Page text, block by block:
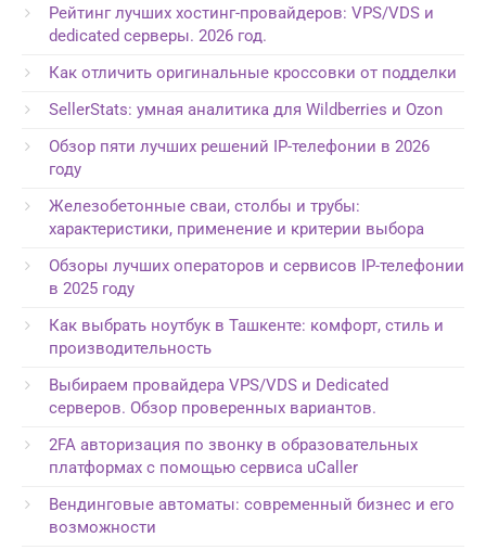
Рейтинг лучших хостинг-провайдеров: VPS/VDS и
dedicated серверы. 2026 год.
Как отличить оригинальные кроссовки от подделки
SellerStats: умная аналитика для Wildberries и Ozon
Обзор пяти лучших решений IP-телефонии в 2026
году
Железобетонные сваи, столбы и трубы:
характеристики, применение и критерии выбора
Обзоры лучших операторов и сервисов IP-телефонии
в 2025 году
Как выбрать ноутбук в Ташкенте: комфорт, стиль и
производительность
Выбираем провайдера VPS/VDS и Dedicated
серверов. Обзор проверенных вариантов.
2FA авторизация по звонку в образовательных
платформах с помощью сервиса uCaller
Вендинговые автоматы: современный бизнес и его
возможности